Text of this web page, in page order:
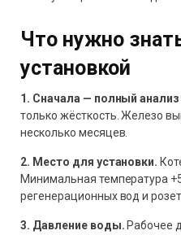
Что нужно
установкой
1. Сначала — полный
только жёсткость. Железо
несколько месяцев.
2. Место для установки.
Минимальная температура
регенерационных вод и
3. Давление воды. Рабочее